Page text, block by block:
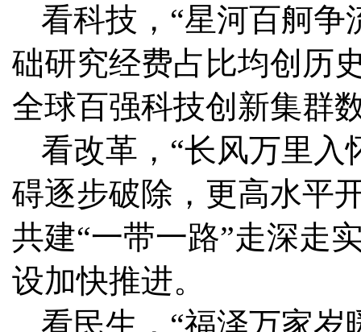
看科技，“星河百舸争
础研究经费占比均创历
全球百强科技创新集群
看改革，“长风万里入
碍逐步破除，更高水平
共建“一带一路”走深走
设加快推进。
看民生，“福泽万家岁